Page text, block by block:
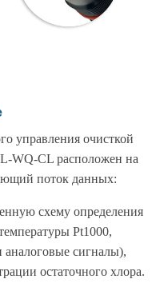
управления очисткой
WQ-CL расположен на
поток данных:
схему определения
Pt1000,
сигналы),
остаточного хлора.